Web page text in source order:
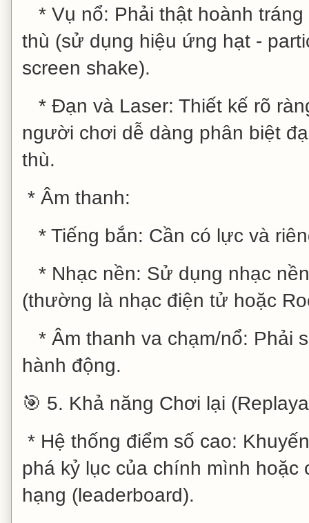
* Vụ nổ: Phải thật hoành
thù (sử dụng hiệu ứng hạt -
screen shake).
* Đạn và Laser: Thiết kế rõ
người chơi dễ dàng phân biệt
thù.
* Âm thanh:
* Tiếng bắn: Cần có lực và
* Nhạc nền: Sử dụng nhạc
(thường là nhạc điện tử hoặc
* Âm thanh va chạm/nổ: Phải
hành động.
🎯 5. Khả năng Chơi lại
* Hệ thống điểm số cao:
phá kỷ lục của chính mình hoặc
hạng (leaderboard).